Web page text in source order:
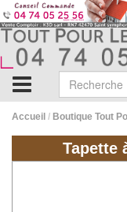
Accueil / Boutique Tout
Tapette